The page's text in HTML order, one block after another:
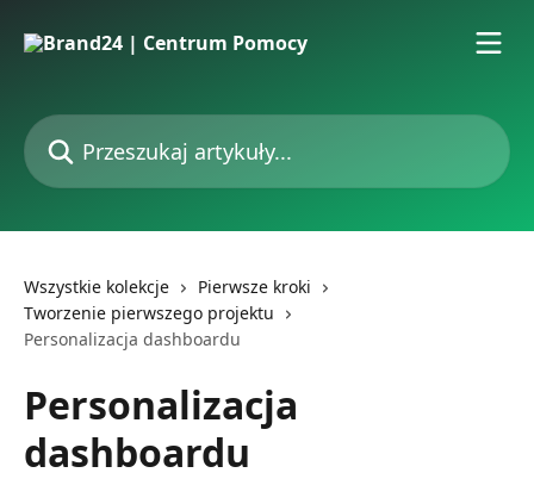
Przeszukaj artykuły...
Wszystkie kolekcje
Pierwsze kroki
Tworzenie pierwszego projektu
Personalizacja dashboardu
Personalizacja
dashboardu